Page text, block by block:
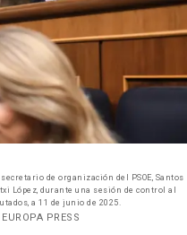
de organización del PSOE, Santos
López, durante una sesión de control al
a 11 de junio de 2025.
PRESS